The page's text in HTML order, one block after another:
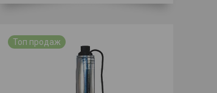
Топ продаж